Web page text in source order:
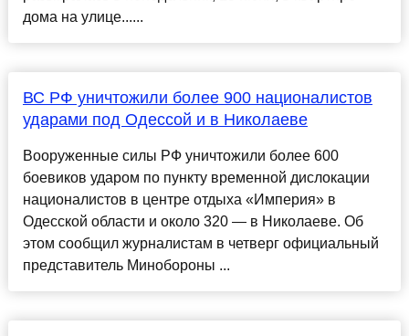
дома на улице......
ВС РФ уничтожили более 900 националистов
ударами под Одессой и в Николаеве
Вооруженные силы РФ уничтожили более 600
боевиков ударом по пункту временной дислокации
националистов в центре отдыха «Империя» в
Одесской области и около 320 — в Николаеве. Об
этом сообщил журналистам в четверг официальный
представитель Минобороны ...